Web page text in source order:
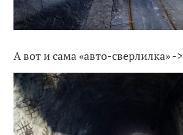
А вот и сама «авто-сверлилка» ->